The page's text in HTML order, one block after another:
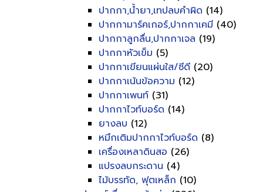
ปากกา,น้ำยา,เทปลบคำผิด (14)
ปากกามาร์คเกอร์,ปากกาเคมี (40)
ปากกาลูกลื่น,ปากกาเจล (19)
ปากกาหัวเข็ม (5)
ปากกาเขียนแผ่นใส/ซีดี (20)
ปากกาเน้นข้อความ (12)
ปากกาเพนท์ (31)
ปากกาไวท์บอร์ด (14)
ยางลบ (12)
หมึกเติมปากกาไวท์บอร์ด (8)
เครื่องเหลาดินสอ (26)
แปรงลบกระดาน (4)
ไม้บรรทัด, ฟุตเหล็ก (10)